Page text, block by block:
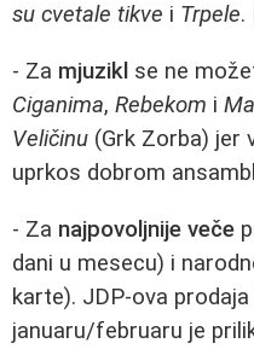
su cvetale tikve i Trpele.
- Za mjuzikl se ne
Ciganima, Rebekom i
Veličinu (Grk Zorba) jer
uprkos dobrom
- Za najpovoljnije veče
dani u mesecu) i
karte). JDP-ova
januaru/februaru je